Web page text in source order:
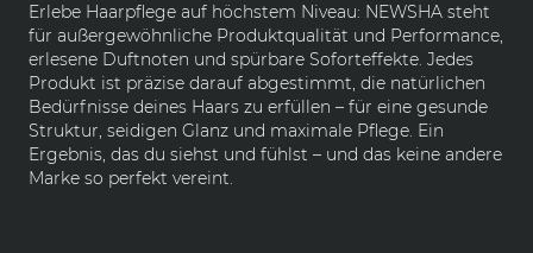
Erlebe Haarpflege auf höchstem Niveau: NEWSHA steht
für außergewöhnliche Produktqualität und Performance,
erlesene Duftnoten und spürbare Soforteffekte. Jedes
Produkt ist präzise darauf abgestimmt, die natürlichen
Bedürfnisse deines Haars zu erfüllen – für eine gesunde
Struktur, seidigen Glanz und maximale Pflege. Ein
Ergebnis, das du siehst und fühlst – und das keine andere
Marke so perfekt vereint.